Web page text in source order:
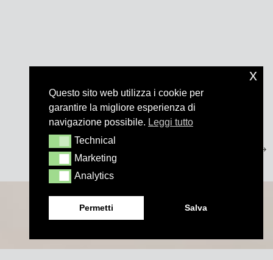
Questo sito web utilizza i cookie per
garantire la migliore esperienza di
navigazione possibile. Leggi tutto
TechnicalTechnical
MarketingMarketing
AnalyticsAnalytics
Permetti Salva
x